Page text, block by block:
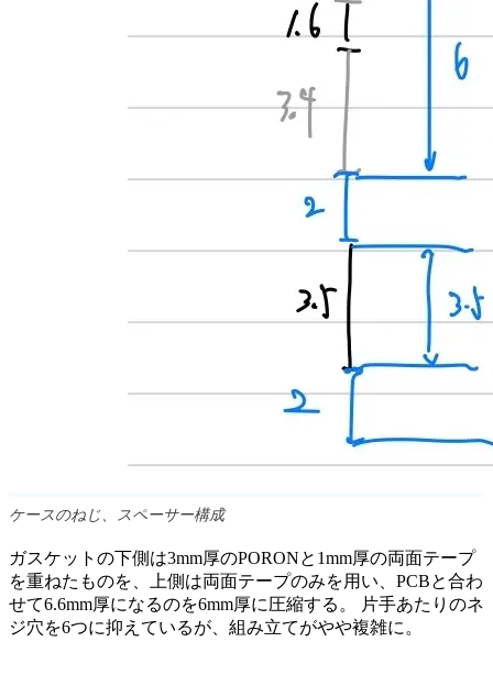
ケースのねじ、スペーサー構成
ガスケットの下側は3mm厚のPORONと1mm厚の両面テープ
を重ねたものを、上側は両面テープのみを用い、PCBと合わ
せて6.6mm厚になるのを6mm厚に圧縮する。 片手あたりのネ
ジ穴を6つに抑えているが、組み立てがやや複雑に。